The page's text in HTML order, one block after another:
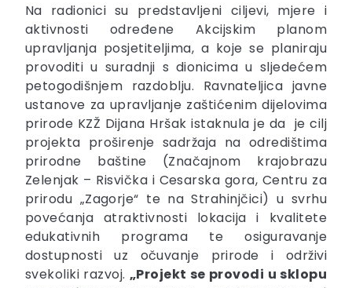
Na radionici su predstavljeni ciljevi, mjere i
aktivnosti određene Akcijskim planom
upravljanja posjetiteljima, a koje se planiraju
provoditi u suradnji s dionicima u sljedećem
petogodišnjem razdoblju. Ravnateljica javne
ustanove za upravljanje zaštićenim dijelovima
prirode KZŽ Dijana Hršak istaknula je da je cilj
projekta proširenje sadržaja na odredištima
prirodne baštine (Značajnom krajobrazu
Zelenjak – Risvička i Cesarska gora, Centru za
prirodu „Zagorje“ te na Strahinjčici) u svrhu
povećanja atraktivnosti lokacija i kvalitete
edukativnih programa te osiguravanje
dostupnosti uz očuvanje prirode i održivi
svekoliki razvoj. „Projekt se provodi u sklopu